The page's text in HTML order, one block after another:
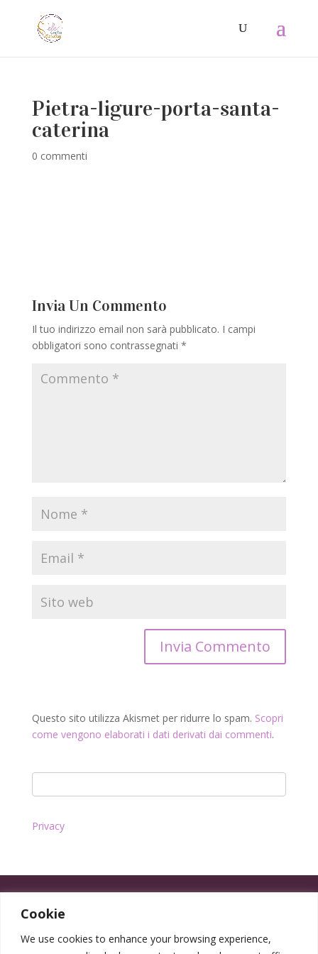
Cookie
We use cookies to enhance your browsing experience,
Pietra-ligure-porta-santa-
caterina
0 commenti
Invia Un Commento
Il tuo indirizzo email non sarà pubblicato. I campi
obbligatori sono contrassegnati *
Questo sito utilizza Akismet per ridurre lo spam. Scopri
come vengono elaborati i dati derivati dai commenti.
Privacy